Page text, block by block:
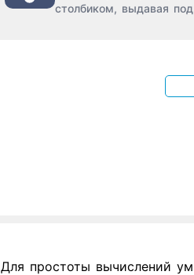
столбиком, выдавая
Для простоты вычислений